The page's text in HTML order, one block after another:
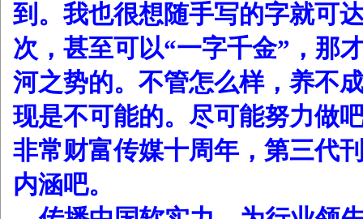
到。我也很想随手写的字就可
次，甚至可以“一字千金”，那
河之势的。不管怎么样，养不
现是不可能的。尽可能努力做
非常财富传媒十周年，第三代
内涵吧。